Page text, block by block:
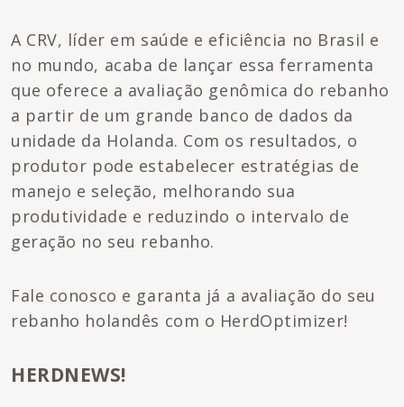
A CRV, líder em saúde e eficiência no Brasil e
no mundo, acaba de lançar essa ferramenta
que oferece a avaliação genômica do rebanho
a partir de um grande banco de dados da
unidade da Holanda. Com os resultados, o
produtor pode estabelecer estratégias de
manejo e seleção, melhorando sua
produtividade e reduzindo o intervalo de
geração no seu rebanho.
Fale conosco e garanta já a avaliação do seu
rebanho holandês com o HerdOptimizer!
HERDNEWS!